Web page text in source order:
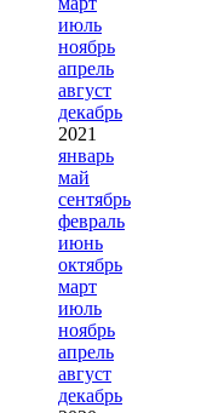
июль
ноябрь
апрель
август
декабрь
2021
январь
май
сентябрь
февраль
июнь
октябрь
март
июль
ноябрь
апрель
август
декабрь